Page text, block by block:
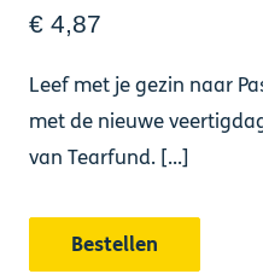
€ 4,87
Leef met je gezin naar
met de nieuwe
van Tearfund. [...]
Bestellen